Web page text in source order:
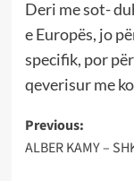
Deri me sot-
e Europës, jo
specifik, por
qeverisur me
Post
Previous:
ALBER KAMY –